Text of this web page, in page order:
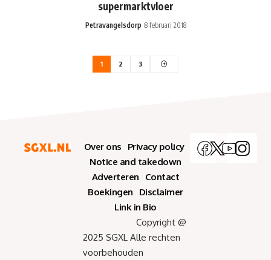
supermarktvloer
Petravangelsdorp 8 februari 2018
1 2 3
Over ons
Privacy policy
Notice and takedown
Adverteren
Contact
Boekingen
Disclaimer
Link in Bio
Copyright @
2025 SGXL Alle rechten
voorbehouden